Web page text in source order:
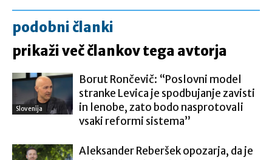
podobni članki
prikaži več člankov tega avtorja
Slovenija
Borut Rončevič: “Poslovni model
stranke Levica je spodbujanje zavisti
in lenobe, zato bodo nasprotovali
vsaki reformi sistema”
Aleksander Reberšek opozarja, da je